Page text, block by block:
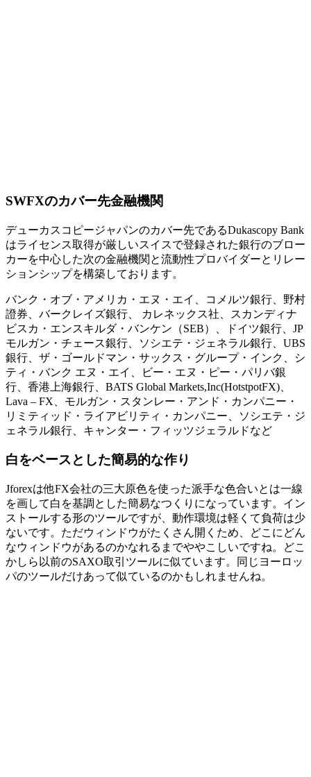
SWFXのカバー先金融機関
デューカスコピージャパンのカバー先であるDukascopy Bank
はライセンス取得が厳しいスイスで登録された銀行のブロー
カーを中心した次の金融機関と流動性プロバイダーとリレー
ションシップを構築しております。
バンク・オブ・アメリカ・エヌ・エイ、コメルツ銀行、野村
證券、バークレイズ銀行、 カレネックス社、スカンディナ
ビスカ・エンスキルダ・バンケン（SEB）、ドイツ銀行、JP
モルガン・チェース銀行、ソシエテ・ジェネラル銀行、UBS
銀行、ザ・ゴールドマン・サックス・グループ・インク、シ
ティ・バンク エヌ・エイ、ビー・エヌ・ピー・パリバ銀
行、香港上海銀行、BATS Global Markets,Inc(HotstpotFX)、
Lava – FX、モルガン・スタンレー・アンド・カンパニー・
リミティッド・ライアビリティ・カンパニー、ソシエテ・ジ
ェネラル銀行、キャンター・フィッツジェラルドなど
白をベースとした簡易的な作り
Jforexは他FX会社の三大原色を使った派手な色合いとは一線
を画して白を基調とした簡易なつくりになっています。イン
ストールする形のツールですが、動作環境は軽くて負荷は少
ないです。ただウィンドウがたくさん開くため、どこにどん
なウィンドウがあるのかなれるまでややこしいですね。どこ
かしら以前のSAXO取引ツールに似ています。同じヨーロッ
パのツールだけあって似ているのかもしれませんね。